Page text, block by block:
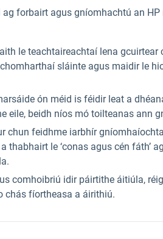
ag forbairt agus gníomhachtú an
le teachtaireachtaí lena
sláinte agus maidir le
ón méid is féidir leat a
eile, beidh níos mó toilteanas ann
chun feidhme iarbhír
thabhairt le ‘conas agus cén fáth’
comhoibriú idir páirtithe áitiúla,
chás fíortheasa a áirithiú.